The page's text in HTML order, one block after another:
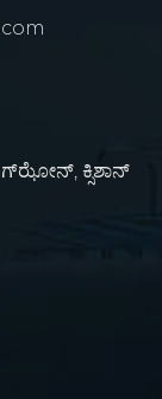
ಕ್ಸಿಶಾನ್